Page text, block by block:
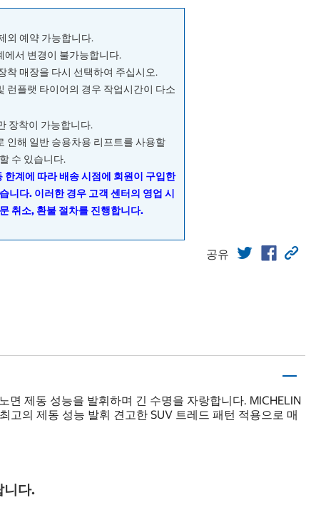
외 예약 가능합니다.
에서 변경이 불가능합니다.
착 매장을 다시 선택하여 주십시오.
런플랫 타이어의 경우 작업시간이 다소
장착이 가능합니다.
인해 일반 승용차용 리프트를 사용할
수 있습니다.
한계에 따라 배송 시점에 회원이 구입한
니다. 이러한 경우 고객 센터의 영업 시
취소, 환불 절차를 진행합니다.
공유
제동 성능을 발휘하며 긴 수명을 자랑합니다. MICHELIN
의 제동 성능 발휘 견고한 SUV 트레드 패턴 적용으로 매
니다.